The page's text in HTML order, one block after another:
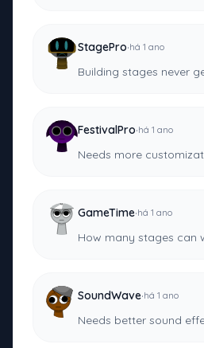
StagePro·há 1 ano
Building stages never
FestivalPro·há 1 ano
Needs more
GameTime·há 1 ano
How many stages can
SoundWave·há 1 ano
Needs better sound